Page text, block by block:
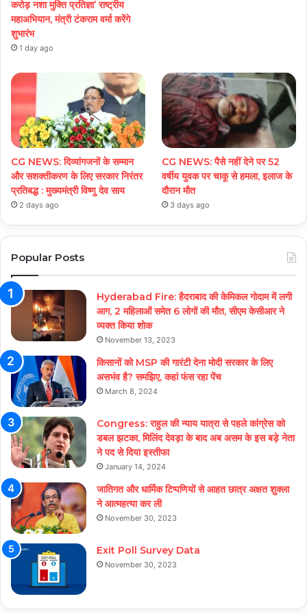
करोड़ नशा मुक्ति प्रतिज्ञा’ राष्ट्रीय
महाअभियान, मंत्री टंकराम वर्मा करेंगे
शुभारंभ
1 day ago
CG NEWS: दिव्यांगजनों के सम्मान
और सशक्तीकरण के लिए सरकार निरंतर
प्रतिबद्ध : मुख्यमंत्री विष्णु देव साय
2 days ago
CG NEWS: पैसे नहीं देने पर 52
वर्षीय युवक पर चाकू से हमला, इलाज के
दौरान मौत
3 days ago
Popular Posts
Hyderabad Fire: हैदराबाद की केमिकल गोदाम में लगी
आग, 2 महिलाओं समेत 6 लोगों की मौत, सीएम केसीआर ने
व्यक्त किया शोक
November 13, 2023
किसानों को MSP की गारंटी देना मोदी सरकार के लिए
असभंव है? समझिए, कहां फंस रहा पेंच
March 8, 2024
Congress: राहुल की न्याय यात्रा से पहले कांग्रेस को
डबल झटका, मिलिंद देवड़ा के बाद अब असम के इस बड़े नेता
ने पद से दिया इस्तीफा
January 14, 2024
जातिगत और धार्मिक टिप्पणियों से आहत छात्र अक्षत शुक्ला
ने आत्महत्या कर ली
November 30, 2023
Exit Poll Survey Data
November 30, 2023